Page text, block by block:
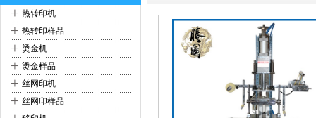
+ 热转印机
+ 热转印样品
+ 烫金机
+ 烫金样品
+ 丝网印机
+ 丝网印样品